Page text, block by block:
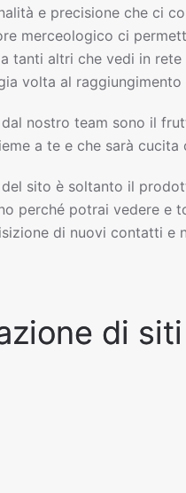
e precisione che ci
merceologico ci
tanti altri che vedi in
volta al
nostro team sono il
a te e che sarà
sito è soltanto il
perché potrai vedere e
di nuovi contatti e
di